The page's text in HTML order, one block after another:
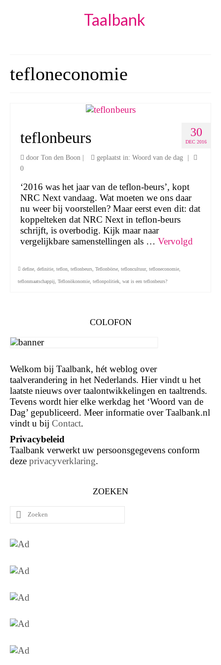
Taalbank
tefloneconomie
30
DEC 2016
teflonbeurs
door Ton den Boon | geplaatst in: Woord van de dag
|
0
‘2016 was het jaar van de teflon-beurs’, kopt
NRC Next vandaag. Wat moeten we ons daar
nu weer bij voorstellen? Maar eerst even dit: dat
koppelteken dat NRC Next in teflon-beurs
schrijft, is overbodig. Kijk maar naar
vergelijkbare samenstellingen als … Vervolgd
define definitie teflon teflonbeurs Teflonbörse tefloncultuur, tefloneconomie
teflonmaatschappij Teflonökonomie teflonpolitiek wat is een teflonbeurs?
COLOFON
Welkom bij Taalbank, hét weblog over
taalverandering in het Nederlands. Hier vindt u het
laatste nieuws over taalontwikkelingen en taaltrends.
Tevens wordt hier elke werkdag het ‘Woord van de
Dag’ gepubliceerd. Meer informatie over Taalbank.nl
vindt u bij Contact.
Privacybeleid
Taalbank verwerkt uw persoonsgegevens conform
deze privacyverklaring.
ZOEKEN
Zoeken
naar: